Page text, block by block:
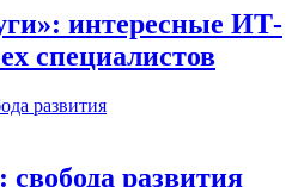
интересные ИТ-
специалистов
развития